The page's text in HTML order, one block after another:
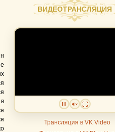
ВИДЕОТРАНСЛЯЦИЯ
Трансляция в VK Video